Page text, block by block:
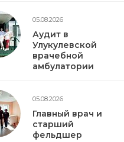
05.08.2026
Аудит в
Улукулевской
врачебной
амбулатории
05.08.2026
Главный врач и
старший
фельдшер